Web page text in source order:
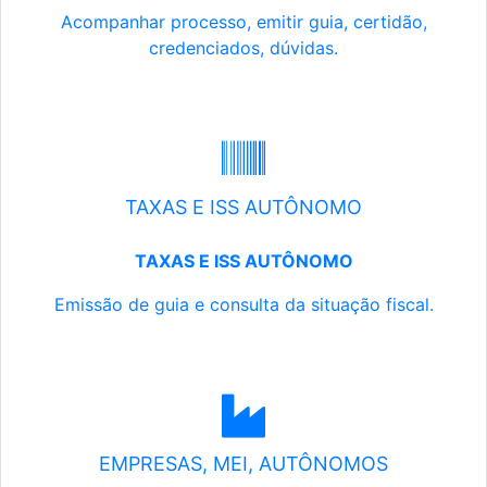
Acompanhar processo, emitir guia, certidão,
credenciados, dúvidas.
TAXAS E ISS AUTÔNOMO
TAXAS E ISS AUTÔNOMO
Emissão de guia e consulta da situação fiscal.
EMPRESAS, MEI, AUTÔNOMOS